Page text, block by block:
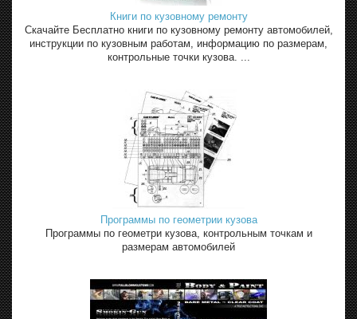
Книги по кузовному ремонту
Скачайте Бесплатно книги по кузовному ремонту автомобилей,
инструкции по кузовным работам, информацию по размерам,
контрольные точки кузова. ...
Программы по геометрии кузова
Программы по геометри кузова, контрольным точкам и
размерам автомобилей